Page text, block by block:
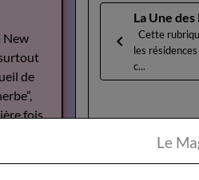
La Une
Cette
les
c...
Partager X
New
de
fois